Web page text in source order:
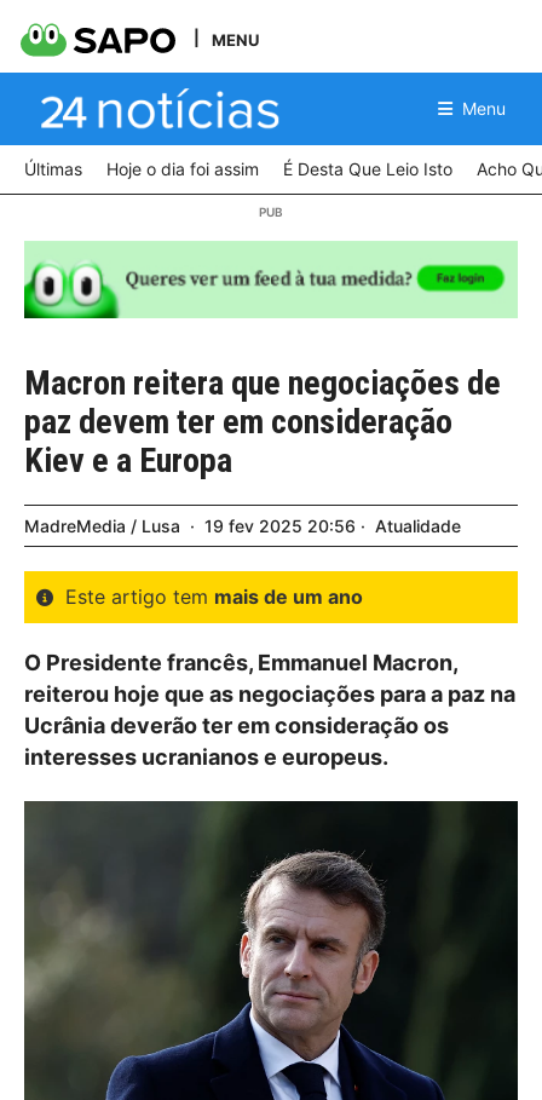
MENU
Menu
Últimas Hoje o dia foi assim É Desta Que Leio Isto Acho
Macron reitera que negociações de
paz devem ter em consideração
Kiev e a Europa
MadreMedia / Lusa 19 fev 2025 20:56 Atualidade
Este artigo tem mais de um ano
O Presidente francês, Emmanuel Macron,
reiterou hoje que as negociações para a paz na
Ucrânia deverão ter em consideração os
interesses ucranianos e europeus.